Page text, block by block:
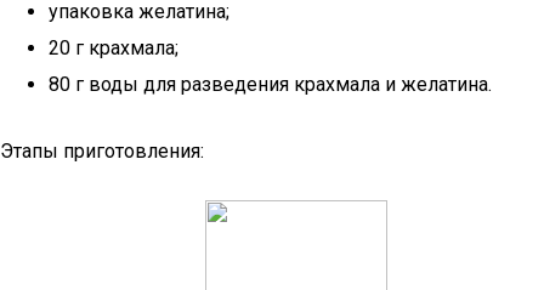
упаковка желатина;
20 г крахмала;
80 г воды для разведения крахмала и желатина.
Этапы приготовления: